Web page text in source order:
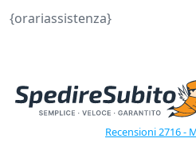
{orariassistenza}
Recensioni 2716 -